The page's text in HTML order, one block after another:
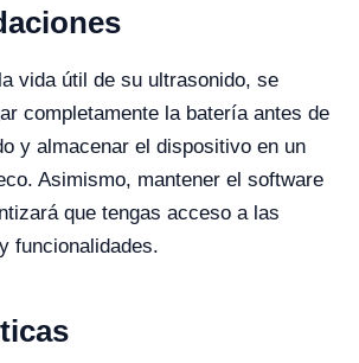
vida útil de su ultrasonido, se
completamente la batería antes de
y almacenar el dispositivo en un
Asimismo, mantener el software
que tengas acceso a las
funcionalidades.